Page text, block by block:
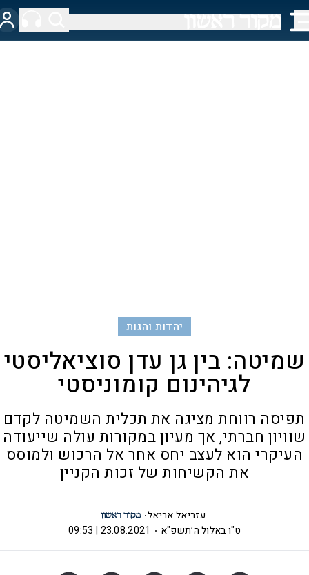
יהדות והגות
שמיטה: בין גן עדן סוציאליסטי
לגיהינום קומוניסטי
תפיסה רווחת מציגה את תכלית השמיטה לקדם
שוויון חברתי, אך מעיון במקורות עולה שייעודה
העיקרי הוא לעצב יחס אחר אל הרכוש ולמוסס
את הקשיחות של זכות הקניין
עזריאל אריאל
ט"ו באלול ה׳תשפ"א
23.08.2021 | 09:53